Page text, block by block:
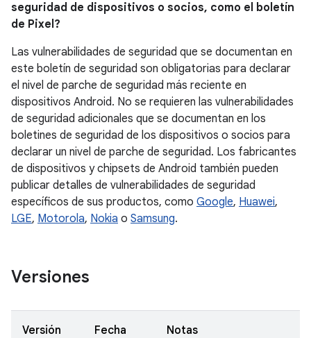
seguridad de dispositivos o socios, como el boletín
de Pixel?
Las vulnerabilidades de seguridad que se documentan en
este boletín de seguridad son obligatorias para declarar
el nivel de parche de seguridad más reciente en
dispositivos Android. No se requieren las vulnerabilidades
de seguridad adicionales que se documentan en los
boletines de seguridad de los dispositivos o socios para
declarar un nivel de parche de seguridad. Los fabricantes
de dispositivos y chipsets de Android también pueden
publicar detalles de vulnerabilidades de seguridad
específicos de sus productos, como Google, Huawei,
LGE, Motorola, Nokia o Samsung.
Versiones
Versión Fecha Notas